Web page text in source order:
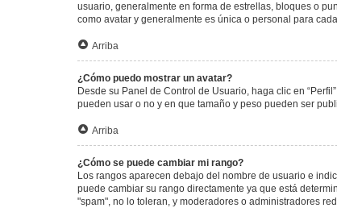
usuario, generalmente en forma de estrellas, bloques o
como avatar y generalmente es única o personal para
Arriba
¿Cómo puedo mostrar un avatar?
Desde su Panel de Control de Usuario, haga clic en
pueden usar o no y en que tamaño y peso pueden ser
Arriba
¿Cómo se puede cambiar mi rango?
Los rangos aparecen debajo del nombre de usuario e
puede cambiar su rango directamente ya que está
"spam", no lo toleran, y moderadores o administradores